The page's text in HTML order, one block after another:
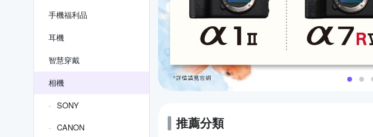
手機福利品
耳機
智慧穿戴
相機
SONY
CANON
推薦分類